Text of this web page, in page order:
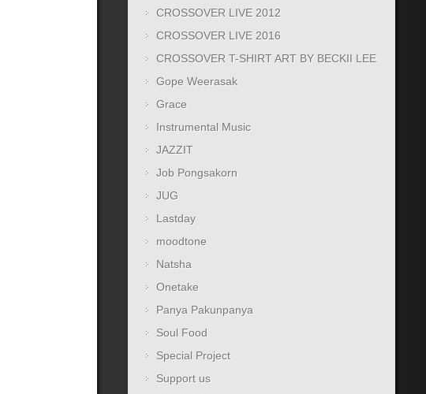
CROSSOVER LIVE 2012
CROSSOVER LIVE 2016
CROSSOVER T-SHIRT ART BY BECKII LEE
Gope Weerasak
Grace
Instrumental Music
JAZZIT
Job Pongsakorn
JUG
Lastday
moodtone
Natsha
Onetake
Panya Pakunpanya
Soul Food
Special Project
Support us